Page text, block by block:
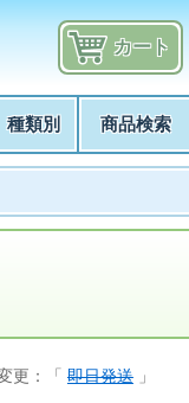
カート
種類別 商品検索
更：「 即日発送」